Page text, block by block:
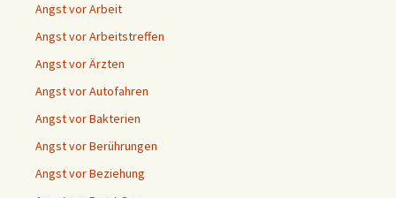
Angst vor Arbeit
Angst vor Arbeitstreffen
Angst vor Ärzten
Angst vor Autofahren
Angst vor Bakterien
Angst vor Berührungen
Angst vor Beziehung